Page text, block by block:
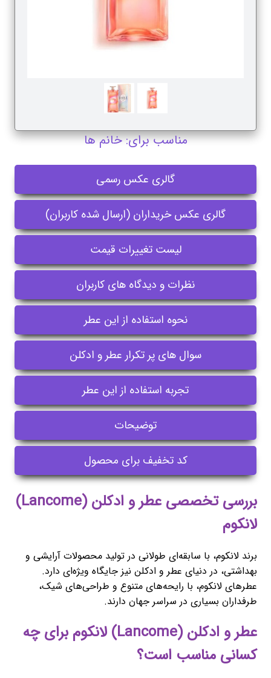
مناسب برای: خانم ها
گالری عکس رسمی
گالری عکس خریداران (ارسال شده کاربران)
لیست تغییرات قیمت
نظرات و دیدگاه های کاربران
نحوه استفاده از این عطر
سوال های پر تکرار عطر و ادکلن
تجربه استفاده از این عطر
توضیحات
کد تخفیف برای محصول
بررسی تخصصی عطر و ادکلن (Lancome)
لانکوم
برند لانکوم، با سابقه‌ای طولانی در تولید محصولات آرایشی و
بهداشتی، در دنیای عطر و ادکلن نیز جایگاه ویژه‌ای دارد.
عطرهای لانکوم، با رایحه‌های متنوع و طراحی‌های شیک،
طرفداران بسیاری در سراسر جهان دارند.
عطر و ادکلن (Lancome) لانکوم برای چه
کسانی مناسب است؟